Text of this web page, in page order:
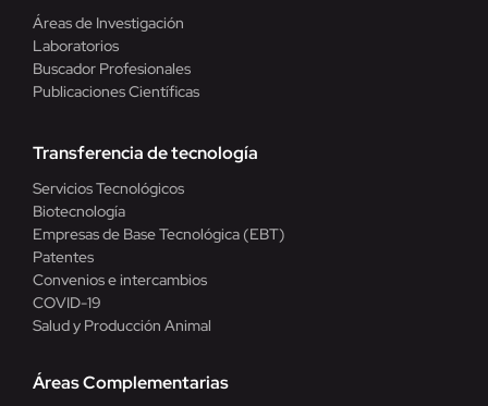
Áreas de Investigación
Laboratorios
Buscador Profesionales
Publicaciones Científicas
Transferencia de tecnología
Servicios Tecnológicos
Biotecnología
Empresas de Base Tecnológica (EBT)
Patentes
Convenios e intercambios
COVID-19
Salud y Producción Animal
Áreas Complementarias